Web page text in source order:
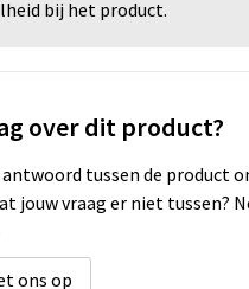
bij het product.
over dit product?
tussen de product
jouw vraag er niet tussen?
ons op